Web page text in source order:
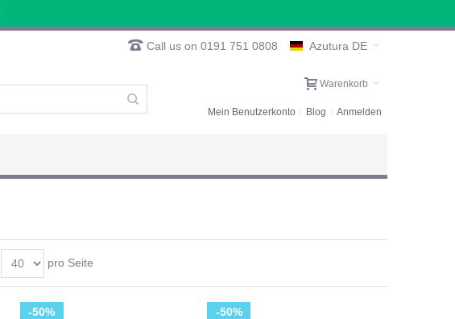
Azutura DE
Call us on 0191 751 0808
Warenkorb
Mein Benutzerkonto Blog Anmelden
pro Seite
-50% -50%